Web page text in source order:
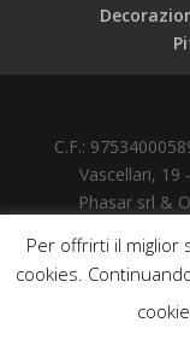
C.F.:
Vascellari, 19
Phasar srl &
Per offrirti il miglior
cookies.